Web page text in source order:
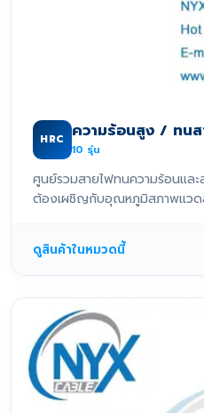
HRC ความร้อนสูง / ทนส
10 รุ่น
ศูนย์รวมสายไฟทนความร้อนแล
ต้องเผชิญกับอุณหภูมิสภาพแวด
ดูสินค้าในหมวดนี้